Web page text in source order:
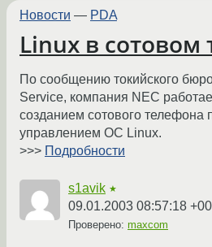
Новости — PDA
Linux в сотовом
По сообщению токийского
Service, компания NEC
созданием сотового телефона
управлением ОС Linux.
>>> Подробности
s1avik ★
09.01.2003 08:57:18
Проверено: maxcom